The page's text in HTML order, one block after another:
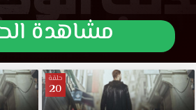
مشاهدة
حلقة
20